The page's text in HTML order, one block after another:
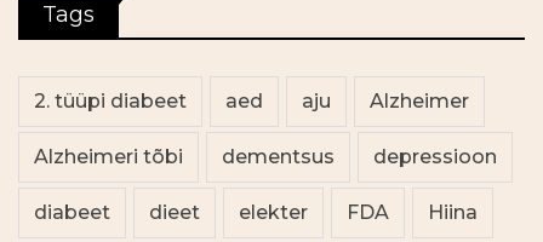
Tags
2. tüüpi diabeet aed aju Alzheimer
Alzheimeri tõbi dementsus depressioon
diabeet dieet elekter FDA Hiina